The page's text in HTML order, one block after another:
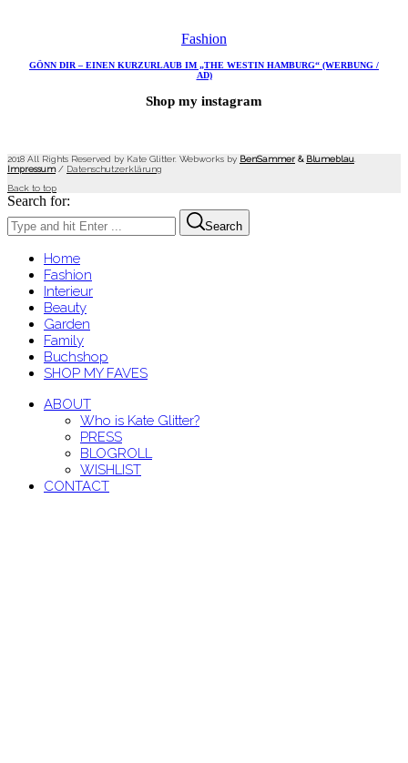
Fashion
GÖNN DIR – EINEN KURZURLAUB IM „THE WESTIN HAMBURG“ (WERBUNG /
AD)
Shop my instagram
2018 All Rights Reserved by Kate Glitter. Webworks by BenSammer & Blumeblau
Impressum/ Datenschutzerklärung
Back to top
Search for:
Search
Home
Fashion
Interieur
Beauty
Garden
Family
Buchshop
SHOP MY FAVES
ABOUT
Who is Kate Glitter?
PRESS
BLOGROLL
WISHLIST
CONTACT